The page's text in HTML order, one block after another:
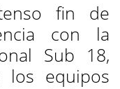
fin de
con la
Sub 18,
equipos